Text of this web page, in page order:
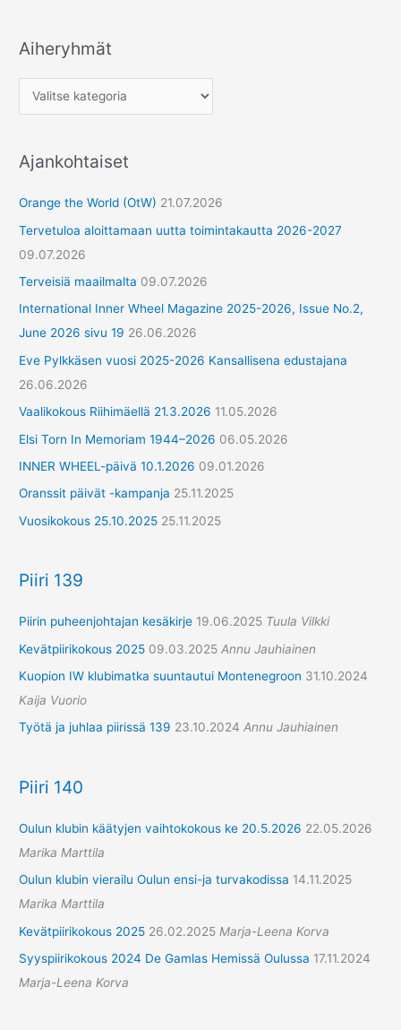
Aiheryhmät
Ajankohtaiset
Orange the World (OtW) 21.07.2026
Tervetuloa aloittamaan uutta toimintakautta 2026-2027
09.07.2026
Terveisiä maailmalta 09.07.2026
International Inner Wheel Magazine 2025-2026, Issue No.2,
June 2026 sivu 19 26.06.2026
Eve Pylkkäsen vuosi 2025-2026 Kansallisena edustajana
26.06.2026
Vaalikokous Riihimäellä 21.3.2026 11.05.2026
Elsi Torn In Memoriam 1944–2026 06.05.2026
INNER WHEEL-päivä 10.1.2026 09.01.2026
Oranssit päivät -kampanja 25.11.2025
Vuosikokous 25.10.2025 25.11.2025
Piiri 139
Piirin puheenjohtajan kesäkirje 19.06.2025 Tuula Vilkki
Kevätpiirikokous 2025 09.03.2025 Annu Jauhiainen
Kuopion IW klubimatka suuntautui Montenegroon 31.10.2024
Kaija Vuorio
Työtä ja juhlaa piirissä 139 23.10.2024 Annu Jauhiainen
Piiri 140
Oulun klubin käätyjen vaihtokokous ke 20.5.2026 22.05.2026
Marika Marttila
Oulun klubin vierailu Oulun ensi-ja turvakodissa 14.11.2025
Marika Marttila
Kevätpiirikokous 2025 26.02.2025 Marja-Leena Korva
Syyspiirikokous 2024 De Gamlas Hemissä Oulussa 17.11.2024
Marja-Leena Korva